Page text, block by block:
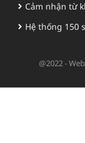
Cảm nhận từ
Hệ thống 150
@2022 -